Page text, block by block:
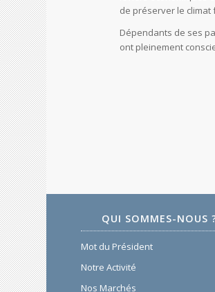
de préserver le
Dépendants de ses
ont pleinement
QUI SOMMES-NOUS
Mot du Président
Notre Activité
Nos Marchés